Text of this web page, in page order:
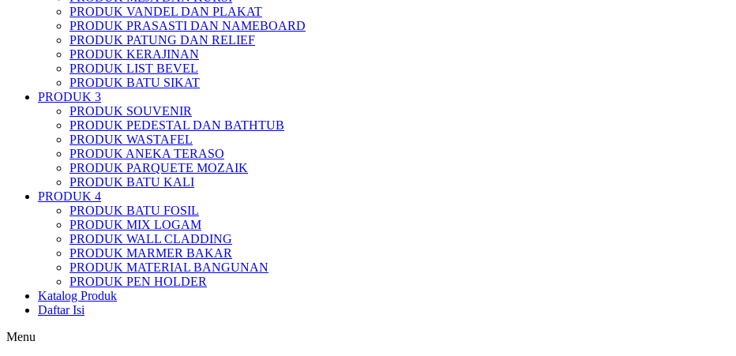
PRODUK VANDEL DAN PLAKAT
PRODUK PRASASTI DAN NAMEBOARD
PRODUK PATUNG DAN RELIEF
PRODUK KERAJINAN
PRODUK LIST BEVEL
PRODUK BATU SIKAT
PRODUK 3
PRODUK SOUVENIR
PRODUK PEDESTAL DAN BATHTUB
PRODUK WASTAFEL
PRODUK ANEKA TERASO
PRODUK PARQUETE MOZAIK
PRODUK BATU KALI
PRODUK 4
PRODUK BATU FOSIL
PRODUK MIX LOGAM
PRODUK WALL CLADDING
PRODUK MARMER BAKAR
PRODUK MATERIAL BANGUNAN
PRODUK PEN HOLDER
Katalog Produk
Daftar Isi
Menu